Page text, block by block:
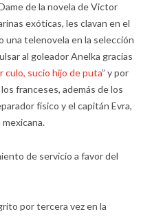
de la novela de Victor
exóticas, les clavan en el
una telenovela en la selección
al goleador Anelka gracias
culo, sucio hijo de puta” y por
franceses, además de los
físico y el capitán Evra,
de servicio a favor del
por tercera vez en la